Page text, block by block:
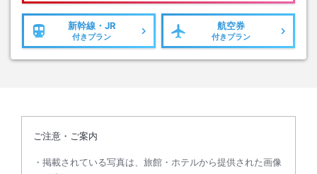
新幹線・JR
付きプラン
航空券
付きプラン
ご注意・ご案内
掲載されている写真は、旅館・ホテルから提供された画像